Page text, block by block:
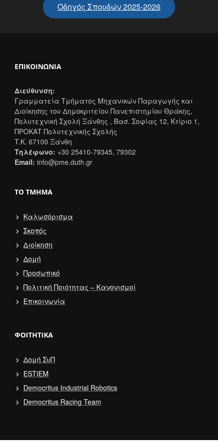
Οδηγός Σπουδών 2025-2026
ΕΠΙΚΟΙΝΩΝΊΑ
Διεύθυνση:
Γραμματεία Τμήματος Μηχανικών Παραγωγής και
Διοίκησης του Δημοκριτείου Πανεπιστημίου Θράκης,
Πολυτεχνική Σχολή Ξάνθης , Βασ. Σοφίας 12, Κτίριο 1,
ΠΡΟΚΑΤ Πολυτεχνικής Σχολής
T.K. 67100 Ξάνθη
Τηλέφωνο: +30 25410-79345, 79302
Email: info@pme.duth.gr
ΤΟ ΤΜΉΜΑ
Καλωσόρισμα
Σκοπός
Διοίκηση
Δομή
Προσωπικό
Πολιτική Ποιότητας – Κανονισμοί
Επικοινωνία
ΦΟΙΤΗΤΙΚΆ
Δομή ΣυΠ
ESTIEM
Democritus Industrial Robotics
Democritus Racing Team